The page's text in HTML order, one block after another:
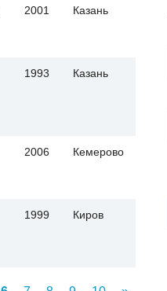
2001 Казань
1993 Казань
2006 Кемерово
1999 Киров